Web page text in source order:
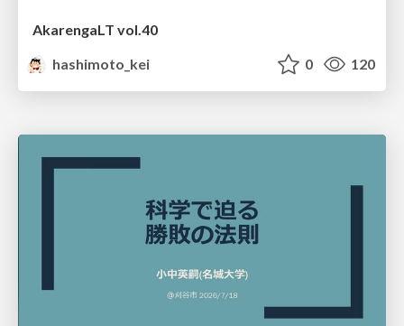
AkarengaLT vol.40
hashimoto_kei
0 120